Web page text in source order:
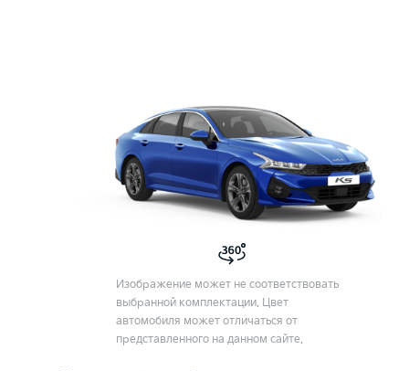
Изображение может не соответствовать
выбранной комплектации. Цвет
автомобиля может отличаться от
представленного на данном сайте.